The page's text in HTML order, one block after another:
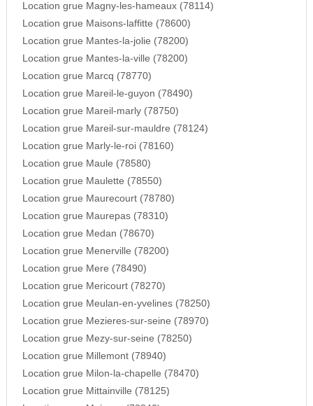
Location grue Magny-les-hameaux (78114)
Location grue Maisons-laffitte (78600)
Location grue Mantes-la-jolie (78200)
Location grue Mantes-la-ville (78200)
Location grue Marcq (78770)
Location grue Mareil-le-guyon (78490)
Location grue Mareil-marly (78750)
Location grue Mareil-sur-mauldre (78124)
Location grue Marly-le-roi (78160)
Location grue Maule (78580)
Location grue Maulette (78550)
Location grue Maurecourt (78780)
Location grue Maurepas (78310)
Location grue Medan (78670)
Location grue Menerville (78200)
Location grue Mere (78490)
Location grue Mericourt (78270)
Location grue Meulan-en-yvelines (78250)
Location grue Mezieres-sur-seine (78970)
Location grue Mezy-sur-seine (78250)
Location grue Millemont (78940)
Location grue Milon-la-chapelle (78470)
Location grue Mittainville (78125)